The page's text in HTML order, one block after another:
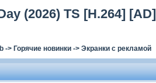
(2026) TS [H.264] [AD]
-> Горячие новинки-> Экранки с рекламой